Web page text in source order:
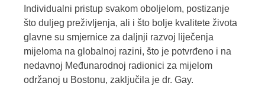
Individualni pristup svakom oboljelom, postizanje
što duljeg preživljenja, ali i što bolje kvalitete života
glavne su smjernice za daljnji razvoj liječenja
mijeloma na globalnoj razini, što je potvrđeno i na
nedavnoj Međunarodnoj radionici za mijelom
održanoj u Bostonu, zaključila je dr. Gay.